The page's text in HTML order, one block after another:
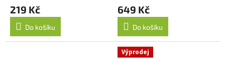
219 Kč
Do košíku
649 Kč
Do košíku
Výprodej